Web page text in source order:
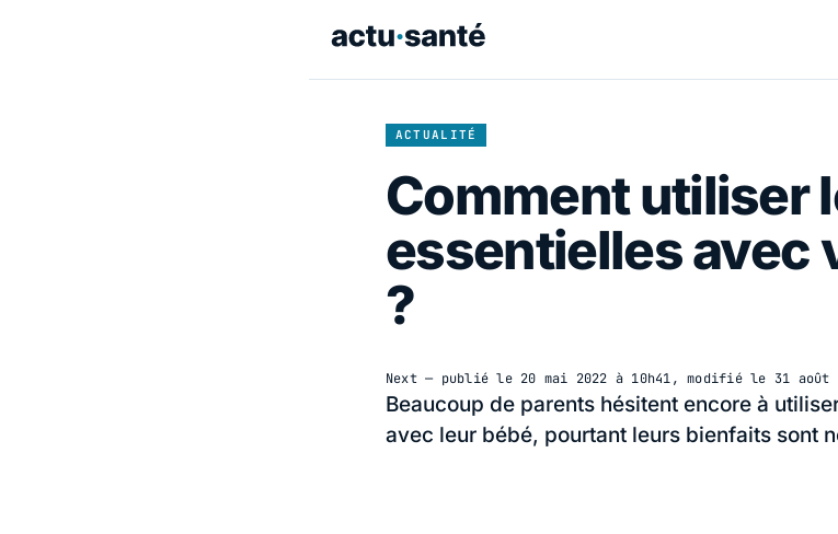
ACTUALITÉ
Comment utiliser
essentielles avec
?
Next— publié le 20 mai 2022 à 10h41, modifié le 31 août
Beaucoup de parents hésitent encore à
avec leur bébé, pourtant leurs bienfaits sont